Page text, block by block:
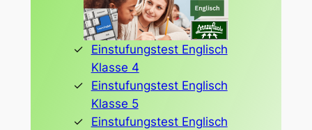
Einstufungstest Englisch
Klasse 4
Einstufungstest Englisch
Klasse 5
Einstufungstest Englisch